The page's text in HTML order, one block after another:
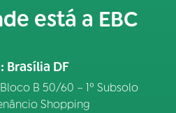
está a EBC
Brasília DF
B 50/60 – 1º Subsolo
Shopping